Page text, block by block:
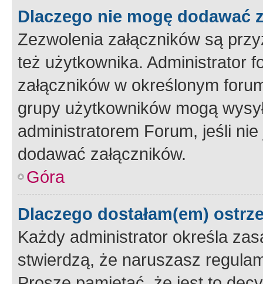
Dlaczego nie mogę dodawać
Zezwolenia załączników są
też użytkownika. Administrator
załączników w określonym
grupy użytkowników mogą
administratorem Forum, jeśli
dodawać załączników.
Góra
Dlaczego dostałam(em)
Każdy administrator określa
stwierdzą, że naruszasz